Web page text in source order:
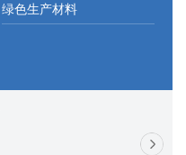
绿色生产材料